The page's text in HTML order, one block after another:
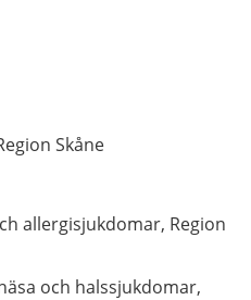
Skåne
allergisjukdomar, Region
och halssjukdomar,